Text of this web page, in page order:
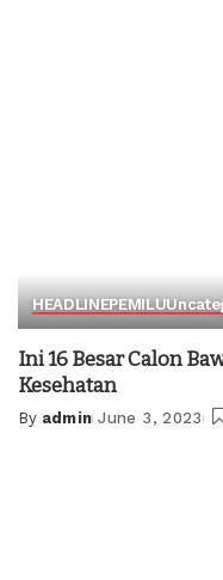
HEADLINEPEMILU
Ini 16 Besar Calon
Kesehatan
Posted
By admin June 3, 2023